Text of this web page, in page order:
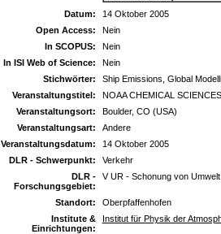
Datum:
14 Oktober 2005
Open Access:
Nein
In SCOPUS:
Nein
In ISI Web of Science:
Nein
Stichwörter:
Ship Emissions, Global
Veranstaltungstitel:
NOAA CHEMICAL
Veranstaltungsort:
Boulder, CO (USA)
Veranstaltungsart:
Andere
Veranstaltungsdatum:
14 Oktober 2005
DLR - Schwerpunkt:
Verkehr
DLR -
Forschungsgebiet:
V UR - Schonung von
Standort:
Oberpfaffenhofen
Institute &
Einrichtungen:
Institut für Physik der